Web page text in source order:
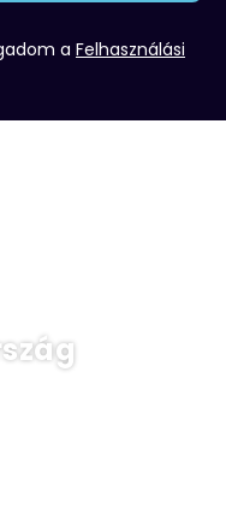
a Felhasználási